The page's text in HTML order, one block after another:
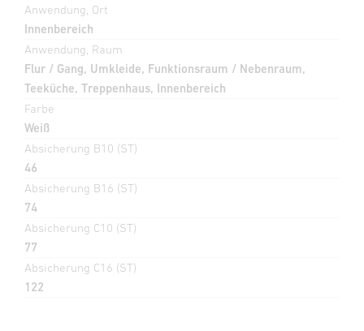
Anwendung, Ort
Innenbereich
Anwendung, Raum
Flur / Gang, Umkleide, Funktionsraum / Nebenraum,
Teeküche, Treppenhaus, Innenbereich
Farbe
Weiß
Absicherung B10 (ST)
46
Absicherung B16 (ST)
74
Absicherung C10 (ST)
77
Absicherung C16 (ST)
122